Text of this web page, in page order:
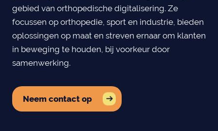
gebied van orthopedische digitalisering. Ze
focussen op orthopedie, sport en industrie, bieden
oplossingen op maat en streven ernaar om klanten
in beweging te houden, bij voorkeur door
samenwerking.
Neem contact op